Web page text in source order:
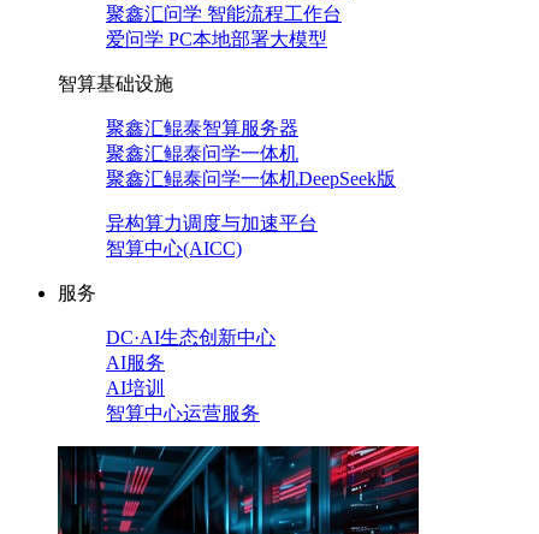
聚鑫汇问学 智能流程工作台
爱问学 PC本地部署大模型
智算基础设施
聚鑫汇鲲泰智算服务器
聚鑫汇鲲泰问学一体机
聚鑫汇鲲泰问学一体机DeepSeek版
异构算力调度与加速平台
智算中心(AICC)
服务
DC·AI生态创新中心
AI服务
AI培训
智算中心运营服务